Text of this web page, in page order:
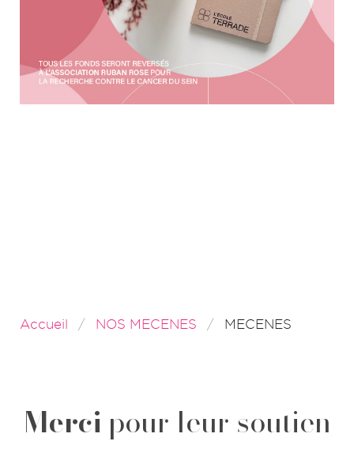
Accueil NOS MECENES MECENES
Merci pour leur soutien